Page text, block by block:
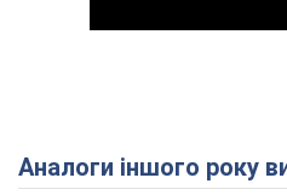
Аналоги іншого року